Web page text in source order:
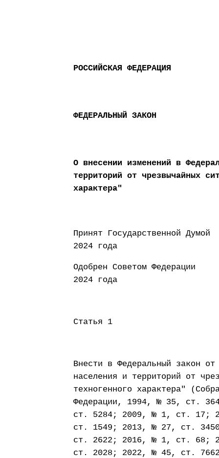
РОССИЙСКАЯ ФЕДЕРАЦИЯ
ФЕДЕРАЛЬНЫЙ ЗАКОН
О внесении изменений в
территорий от чрезвычайных
характера"
Принят
2024 года
Одобрен
2024 года
Статья 1
Внести в Федеральный закон
населения и территорий от
техногенного характера"
Федерации, 1994, № 35, ст.
ст. 5284; 2009, № 1, ст. 17;
ст. 1549; 2013, № 27, ст.
ст. 2622; 2016, № 1, ст. 68;
ст. 2028; 2022, № 45, ст.